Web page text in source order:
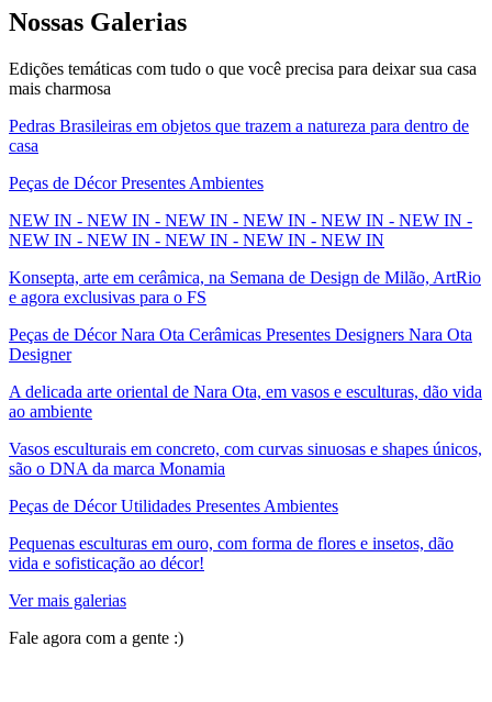
Nossas Galerias
Edições temáticas com tudo o que você precisa para deixar sua casa
mais charmosa
Pedras Brasileiras em objetos que trazem a natureza para dentro de
casa
Peças de Décor Presentes Ambientes
NEW IN - NEW IN - NEW IN - NEW IN - NEW IN - NEW IN -
NEW IN - NEW IN - NEW IN - NEW IN - NEW IN
Konsepta, arte em cerâmica, na Semana de Design de Milão, ArtRio
e agora exclusivas para o FS
Peças de Décor Nara Ota Cerâmicas Presentes Designers Nara Ota
Designer
A delicada arte oriental de Nara Ota, em vasos e esculturas, dão vida
ao ambiente
Vasos esculturais em concreto, com curvas sinuosas e shapes únicos,
são o DNA da marca Monamia
Peças de Décor Utilidades Presentes Ambientes
Pequenas esculturas em ouro, com forma de flores e insetos, dão
vida e sofisticação ao décor!
Ver mais galerias
Fale agora com a gente :)